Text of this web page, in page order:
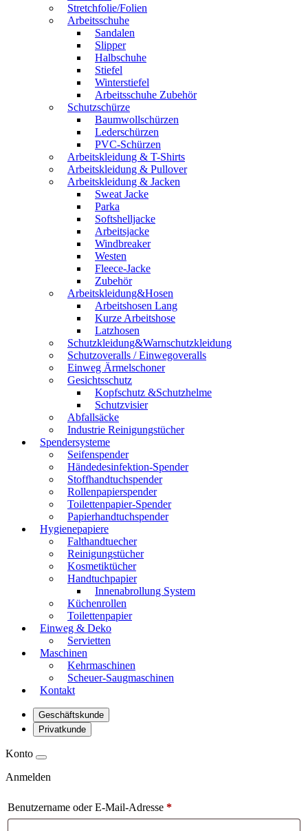
Stretchfolie/Folien
Arbeitsschuhe
Sandalen
Slipper
Halbschuhe
Stiefel
Winterstiefel
Arbeitsschuhe Zubehör
Schutzschürze
Baumwollschürzen
Lederschürzen
PVC-Schürzen
Arbeitskleidung & T-Shirts
Arbeitskleidung & Pullover
Arbeitskleidung & Jacken
Sweat Jacke
Parka
Softshelljacke
Arbeitsjacke
Windbreaker
Westen
Fleece-Jacke
Zubehör
Arbeitskleidung&Hosen
Arbeitshosen Lang
Kurze Arbeitshose
Latzhosen
Schutzkleidung&Warnschutzkleidung
Schutzoveralls / Einwegoveralls
Einweg Ärmelschoner
Gesichtsschutz
Kopfschutz &Schutzhelme
Schutzvisier
Abfallsäcke
Industrie Reinigungstücher
Spendersysteme
Seifenspender
Händedesinfektion-Spender
Stoffhandtuchspender
Rollenpapierspender
Toilettenpapier-Spender
Papierhandtuchspender
Hygienepapiere
Falthandtuecher
Reinigungstücher
Kosmetiktücher
Handtuchpapier
Innenabrollung System
Küchenrollen
Toilettenpapier
Einweg & Deko
Servietten
Maschinen
Kehrmaschinen
Scheuer-Saugmaschinen
Kontakt
Geschäftskunde
Privatkunde
Konto
Anmelden
Benutzername oder E-Mail-Adresse *